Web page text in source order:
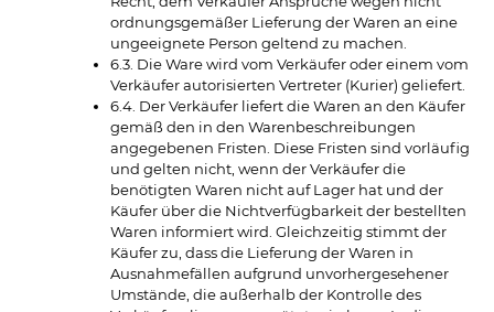
ordnungsgemäßer Lieferung der Waren an eine
ungeeignete Person geltend zu machen.
6.3. Die Ware wird vom Verkäufer oder einem vom
Verkäufer autorisierten Vertreter (Kurier) geliefert.
6.4. Der Verkäufer liefert die Waren an den Käufer
gemäß den in den Warenbeschreibungen
angegebenen Fristen. Diese Fristen sind vorläufig
und gelten nicht, wenn der Verkäufer die
benötigten Waren nicht auf Lager hat und der
Käufer über die Nichtverfügbarkeit der bestellten
Waren informiert wird. Gleichzeitig stimmt der
Käufer zu, dass die Lieferung der Waren in
Ausnahmefällen aufgrund unvorhergesehener
Umstände, die außerhalb der Kontrolle des